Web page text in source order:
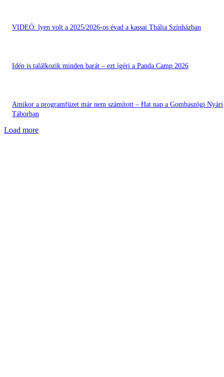
VIDEÓ: lyen volt a 2025/2026-os évad a kassai Thália Színházban
Idén is találkozik minden barát – ezt ígéri a Panda Camp 2026
Amikor a programfüzet már nem számított – Hat nap a Gombaszögi Nyári
Táborban
Load more